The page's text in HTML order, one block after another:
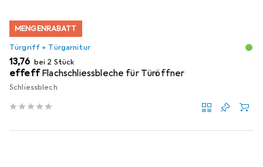
MENGENRABATT
Türgriff + Türgarnitur
EUR
13,76 bei 2 Stück
effeff Flachschliessbleche für Türöffner
Schliessblech